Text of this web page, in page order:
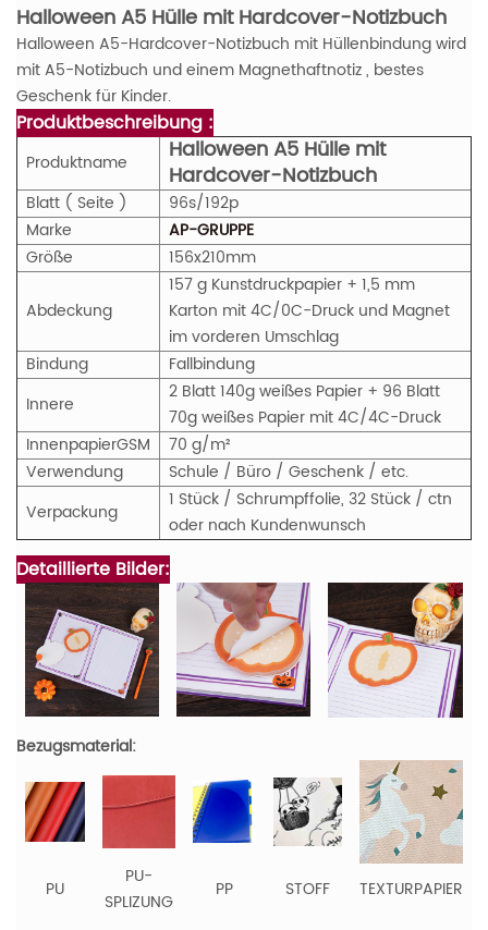
Halloween A5 Hülle mit Hardcover-Notizbuch
Halloween A5-Hardcover-Notizbuch mit Hüllenbindung wird
mit A5-Notizbuch und einem Magnethaftnotiz, bestes
Geschenk für Kinder.
Produktbeschreibung :
Produktname
Halloween A5 Hülle mit
Hardcover-Notizbuch
Blatt ( Seite )
96s/192p
Marke
AP-GRUPPE
Größe
156x210mm
Abdeckung
157 g Kunstdruckpapier + 1,5 mm
Karton mit 4C/0C-Druck und Magnet
im vorderen Umschlag
Bindung
Fallbindung
Innere
2 Blatt 140g weißes Papier + 96 Blatt
70g weißes Papier mit 4C/4C-Druck
InnenpapierGSM
70 g/m²
Verwendung
Schule / Büro / Geschenk / etc.
Verpackung
1 Stück / Schrumpffolie, 32 Stück / ctn
oder nach Kundenwunsch
Detaillierte Bilder:
Bezugsmaterial:
PU
PU-
SPLIZUNG
PP STOFF TEXTURPAPIER